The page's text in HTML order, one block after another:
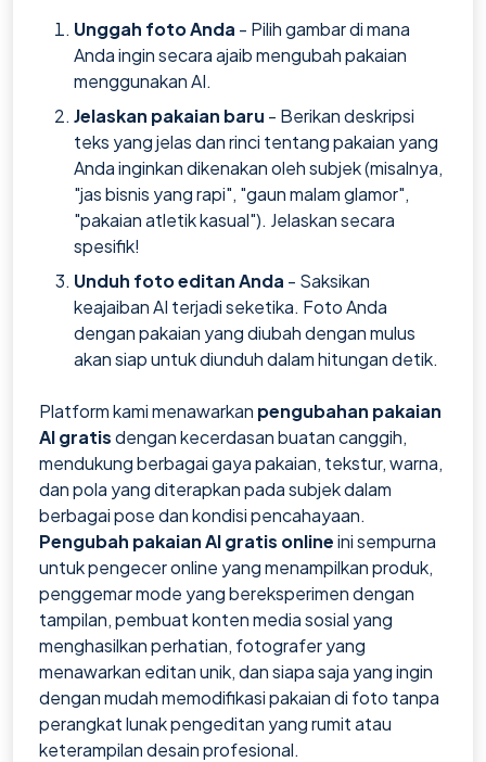
Unggah foto Anda - Pilih gambar di mana
Anda ingin secara ajaib mengubah pakaian
menggunakan AI.
Jelaskan pakaian baru - Berikan deskripsi
teks yang jelas dan rinci tentang pakaian yang
Anda inginkan dikenakan oleh subjek (misalnya,
"jas bisnis yang rapi", "gaun malam glamor",
"pakaian atletik kasual"). Jelaskan secara
spesifik!
Unduh foto editan Anda - Saksikan
keajaiban AI terjadi seketika. Foto Anda
dengan pakaian yang diubah dengan mulus
akan siap untuk diunduh dalam hitungan detik.
Platform kami menawarkan pengubahan pakaian
AI gratisdengan kecerdasan buatan canggih,
mendukung berbagai gaya pakaian, tekstur, warna,
dan pola yang diterapkan pada subjek dalam
berbagai pose dan kondisi pencahayaan.
Pengubah pakaian AI gratis onlineini sempurna
untuk pengecer online yang menampilkan produk,
penggemar mode yang bereksperimen dengan
tampilan, pembuat konten media sosial yang
menghasilkan perhatian, fotografer yang
menawarkan editan unik, dan siapa saja yang ingin
dengan mudah memodifikasi pakaian di foto tanpa
perangkat lunak pengeditan yang rumit atau
keterampilan desain profesional.